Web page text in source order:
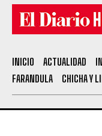
INICIO ACTUALIDAD
FARANDULA
CHICHA Y